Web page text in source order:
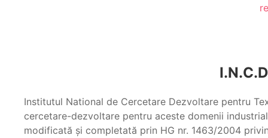
Institutul National de Cercetare Dezvoltare pentru
cercetare-dezvoltare pentru aceste domenii
modificată şi completată prin HG nr. 1463/2004